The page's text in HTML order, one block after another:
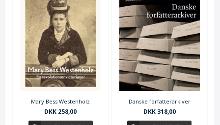
Mary Bess Westenholz
DKK 258,00
Danske forfatterarkiver
DKK 318,00